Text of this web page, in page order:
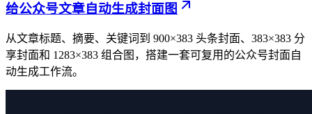
给公众号文章自动生成封面图
从文章标题、摘要、关键词到 900×383 头条封面、383×383 分
享封面和 1283×383 组合图，搭建一套可复用的公众号封面自
动生成工作流。